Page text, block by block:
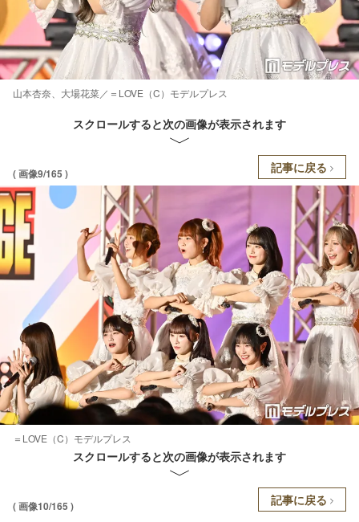
山本杏奈、大場花菜／＝LOVE（C）モデルプレス
スクロールすると次の画像が表示されます
( 画像9/165 ) 記事に戻る
＝LOVE（C）モデルプレス
スクロールすると次の画像が表示されます
( 画像10/165 ) 記事に戻る